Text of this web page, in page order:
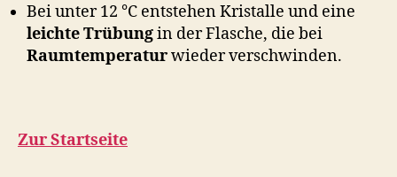
Bei unter 12 °C entstehen Kristalle und eine
leichte Trübungin der Flasche, die bei
Raumtemperaturwieder verschwinden.
Zur Startseite